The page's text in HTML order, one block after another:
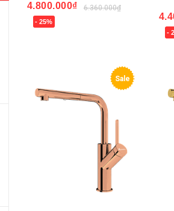
4.800.000₫ 6.360.000₫
- 25%
Mua ngay
-
Sale